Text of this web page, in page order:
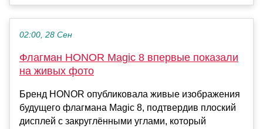
02:00, 28 Сен
Флагман HONOR Magic 8 впервые показали
на живых фото
Бренд HONOR опубликовала живые изображения
будущего флагмана Magic 8, подтвердив плоский
дисплей с закруглёнными углами, который